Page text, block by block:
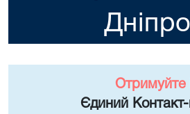
Отримуйте
Єдиний